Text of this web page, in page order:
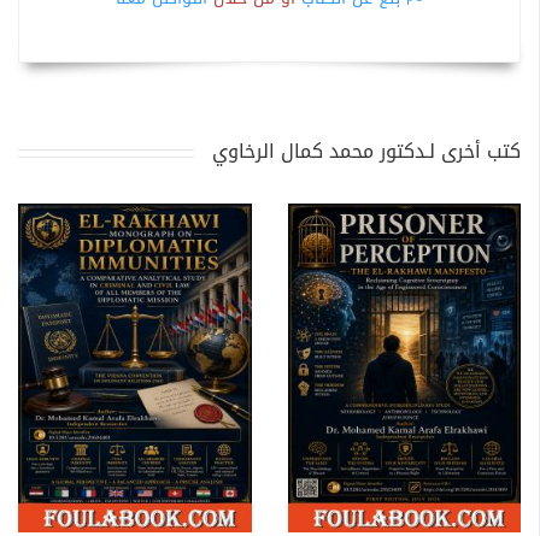
كتب أخرى لـدكتور محمد كمال الرخاوي